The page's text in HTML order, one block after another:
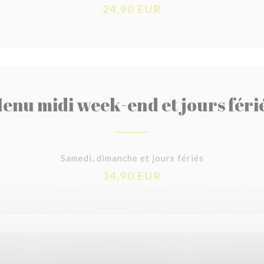
24,90 EUR
midi week-end et jours
Samedi, dimanche et jours fériés
34,90 EUR